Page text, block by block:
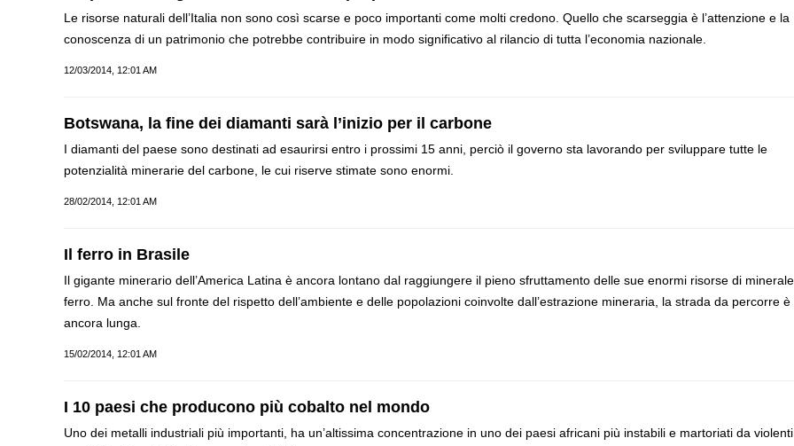
Le risorse naturali dell’Italia non sono così scarse e poco importanti come molti credono. Quello che scarseggia è l’attenzione e la
conoscenza di un patrimonio che potrebbe contribuire in modo significativo al rilancio di tutta l’economia nazionale.
12/03/2014, 12:01 AM
Botswana, la fine dei diamanti sarà l’inizio per il carbone
I diamanti del paese sono destinati ad esaurirsi entro i prossimi 15 anni, perciò il governo sta lavorando per sviluppare tutte le
potenzialità minerarie del carbone, le cui riserve stimate sono enormi.
28/02/2014, 12:01 AM
Il ferro in Brasile
Il gigante minerario dell’America Latina è ancora lontano dal raggiungere il pieno sfruttamento delle sue enormi risorse di
ferro. Ma anche sul fronte del rispetto dell’ambiente e delle popolazioni coinvolte dall’estrazione mineraria, la strada da percorre è
ancora lunga.
15/02/2014, 12:01 AM
I 10 paesi che producono più cobalto nel mondo
Uno dei metalli industriali più importanti, ha un’altissima concentrazione in uno dei paesi africani più instabili e martoriati da violenti